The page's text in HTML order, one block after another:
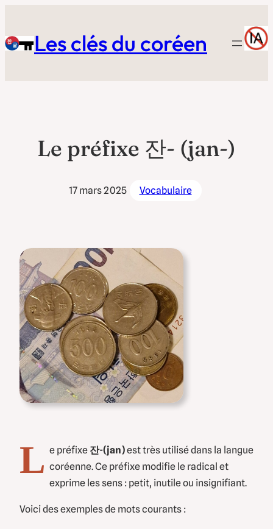
contenuLes clés du coréen
Le préfixe 잔- (jan-)
17 mars 2025 Vocabulaire
L e préfixe 잔-(jan)est très utilisé dans la langue
coréenne. Ce préfixe modifie le radical et
exprime les sens : petit, inutile ou insignifiant.
Voici des exemples de mots courants :